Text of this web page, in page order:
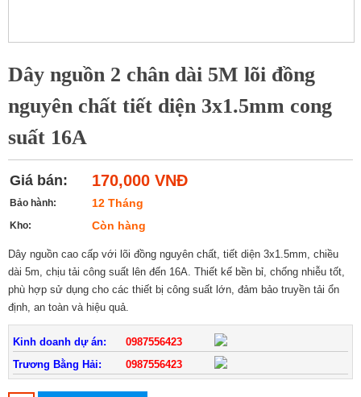
Dây nguồn 2 chân dài 5M lõi đồng
nguyên chất tiết diện 3x1.5mm cong
suất 16A
Giá bán: 170,000 VNĐ
Bảo hành: 12 Tháng
Kho: Còn hàng
Dây nguồn cao cấp với lõi đồng nguyên chất, tiết diện 3x1.5mm, chiều
dài 5m, chịu tải công suất lên đến 16A. Thiết kế bền bỉ, chống nhiễu tốt,
phù hợp sử dụng cho các thiết bị công suất lớn, đảm bảo truyền tải ổn
định, an toàn và hiệu quả.
Kinh doanh dự án:
0987556423
Trương Bằng Hải:
0987556423